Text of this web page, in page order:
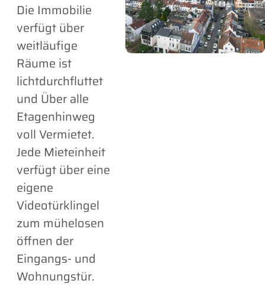
Die Immobilie
verfügt über
weitläufige
Räume ist
lichtdurchfluttet
und Über alle
Etagenhinweg
voll Vermietet.
Jede Mieteinheit
verfügt über eine
eigene
Videotürklingel
zum mühelosen
öffnen der
Eingangs- und
Wohnungstür.